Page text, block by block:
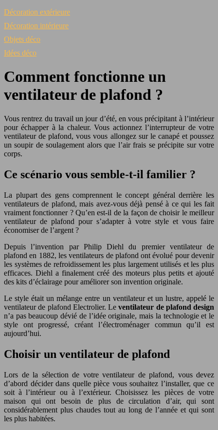
Décoration extérieure
Décoration intérieure
Objets déco
Idées déco
Comment fonctionne un
ventilateur de plafond ?
Vous rentrez du travail un jour d’été, en vous précipitant à l’intérieur
pour échapper à la chaleur. Vous actionnez l’interrupteur de votre
ventilateur de plafond, vous vous allongez sur le canapé et poussez
un soupir de soulagement alors que l’air frais se précipite sur votre
corps.
Ce scénario vous semble-t-il familier ?
La plupart des gens comprennent le concept général derrière les
ventilateurs de plafond, mais avez-vous déjà pensé à ce qui les fait
vraiment fonctionner ? Qu’en est-il de la façon de choisir le meilleur
ventilateur de plafond pour s’adapter à votre style et vous faire
économiser de l’argent ?
Depuis l’invention par Philip Diehl du premier ventilateur de
plafond en 1882, les ventilateurs de plafond ont évolué pour devenir
les systèmes de refroidissement les plus largement utilisés et les plus
efficaces. Diehl a finalement créé des moteurs plus petits et ajouté
des kits d’éclairage pour améliorer son invention originale.
Le style était un mélange entre un ventilateur et un lustre, appelé le
ventilateur de plafond Electrolier. Leventilateur de plafond design
n’a pas beaucoup dévié de l’idée originale, mais la technologie et le
style ont progressé, créant l’électroménager commun qu’il est
aujourd’hui.
Choisir un ventilateur de plafond
Lors de la sélection de votre ventilateur de plafond, vous devez
d’abord décider dans quelle pièce vous souhaitez l’installer, que ce
soit à l’intérieur ou à l’extérieur. Choisissez les pièces de votre
maison qui ont besoin de plus de circulation d’air, qui sont
considérablement plus chaudes tout au long de l’année et qui sont
les plus habitées.